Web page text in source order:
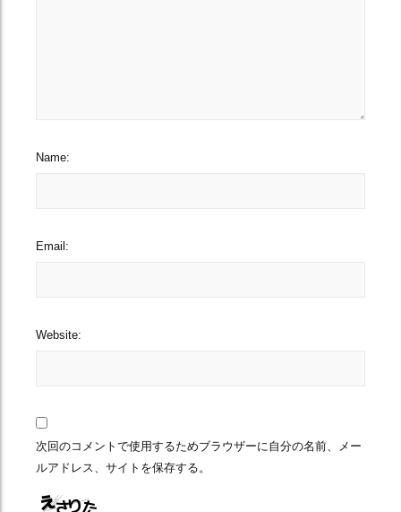
Name:
Email:
Website:
次回のコメントで使用するためブラウザーに自分の名前、メー
ルアドレス、サイトを保存する。